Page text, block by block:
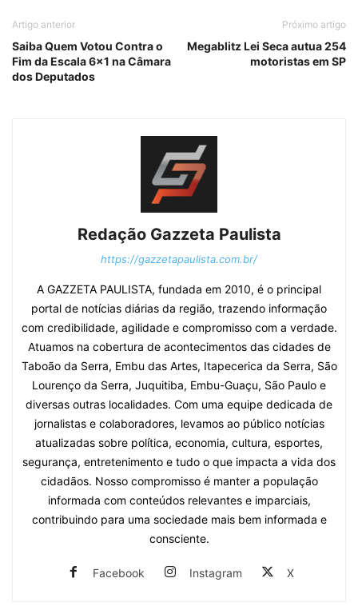
Artigo anterior
Saiba Quem Votou Contra o
Fim da Escala 6×1 na Câmara
dos Deputados
Próximo artigo
Megablitz Lei Seca autua 254
motoristas em SP
Redação Gazzeta Paulista
https://gazzetapaulista.com.br/
A GAZZETA PAULISTA, fundada em 2010, é o principal
portal de notícias diárias da região, trazendo informação
com credibilidade, agilidade e compromisso com a verdade.
Atuamos na cobertura de acontecimentos das cidades de
Taboão da Serra, Embu das Artes, Itapecerica da Serra, São
Lourenço da Serra, Juquitiba, Embu-Guaçu, São Paulo e
diversas outras localidades. Com uma equipe dedicada de
jornalistas e colaboradores, levamos ao público notícias
atualizadas sobre política, economia, cultura, esportes,
segurança, entretenimento e tudo o que impacta a vida dos
cidadãos. Nosso compromisso é manter a população
informada com conteúdos relevantes e imparciais,
contribuindo para uma sociedade mais bem informada e
consciente.
Facebook Instagram X